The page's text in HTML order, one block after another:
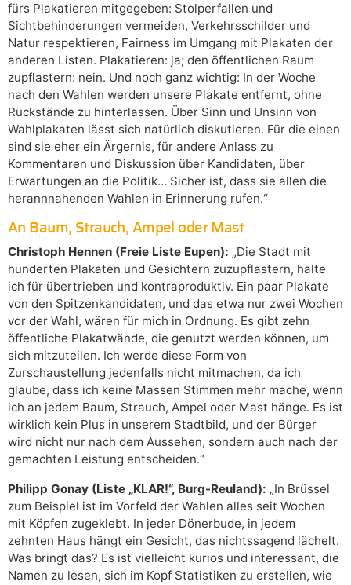
fürs Plakatieren mitgegeben: Stolperfallen und
Sichtbehinderungen vermeiden, Verkehrsschilder und
Natur respektieren, Fairness im Umgang mit Plakaten der
anderen Listen. Plakatieren: ja; den öffentlichen Raum
zupflastern: nein. Und noch ganz wichtig: In der Woche
nach den Wahlen werden unsere Plakate entfernt, ohne
Rückstände zu hinterlassen. Über Sinn und Unsinn von
Wahlplakaten lässt sich natürlich diskutieren. Für die einen
sind sie eher ein Ärgernis, für andere Anlass zu
Kommentaren und Diskussion über Kandidaten, über
Erwartungen an die Politik… Sicher ist, dass sie allen die
herannnahenden Wahlen in Erinnerung rufen.“
An Baum, Strauch, Ampel oder Mast
Christoph Hennen (Freie Liste Eupen): „Die Stadt mit
hunderten Plakaten und Gesichtern zuzupflastern, halte
ich für übertrieben und kontraproduktiv. Ein paar Plakate
von den Spitzenkandidaten, und das etwa nur zwei Wochen
vor der Wahl, wären für mich in Ordnung. Es gibt zehn
öffentliche Plakatwände, die genutzt werden können, um
sich mitzuteilen. Ich werde diese Form von
Zurschaustellung jedenfalls nicht mitmachen, da ich
glaube, dass ich keine Massen Stimmen mehr mache, wenn
ich an jedem Baum, Strauch, Ampel oder Mast hänge. Es ist
wirklich kein Plus in unserem Stadtbild, und der Bürger
wird nicht nur nach dem Aussehen, sondern auch nach der
gemachten Leistung entscheiden.“
Philipp Gonay (Liste „KLAR!“, Burg-Reuland): „In Brüssel
zum Beispiel ist im Vorfeld der Wahlen alles seit Wochen
mit Köpfen zugeklebt. In jeder Dönerbude, in jedem
zehnten Haus hängt ein Gesicht, das nichtssagend lächelt.
Was bringt das? Es ist vielleicht kurios und interessant, die
Namen zu lesen, sich im Kopf Statistiken zu erstellen, wie